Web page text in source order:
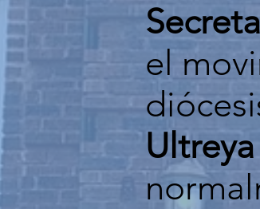
el
Ultreya